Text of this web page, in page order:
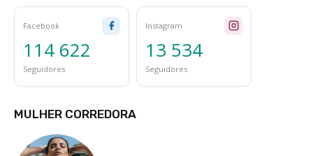
Facebook
114 622
Seguidores
Instagram
13 534
Seguidores
MULHER CORREDORA